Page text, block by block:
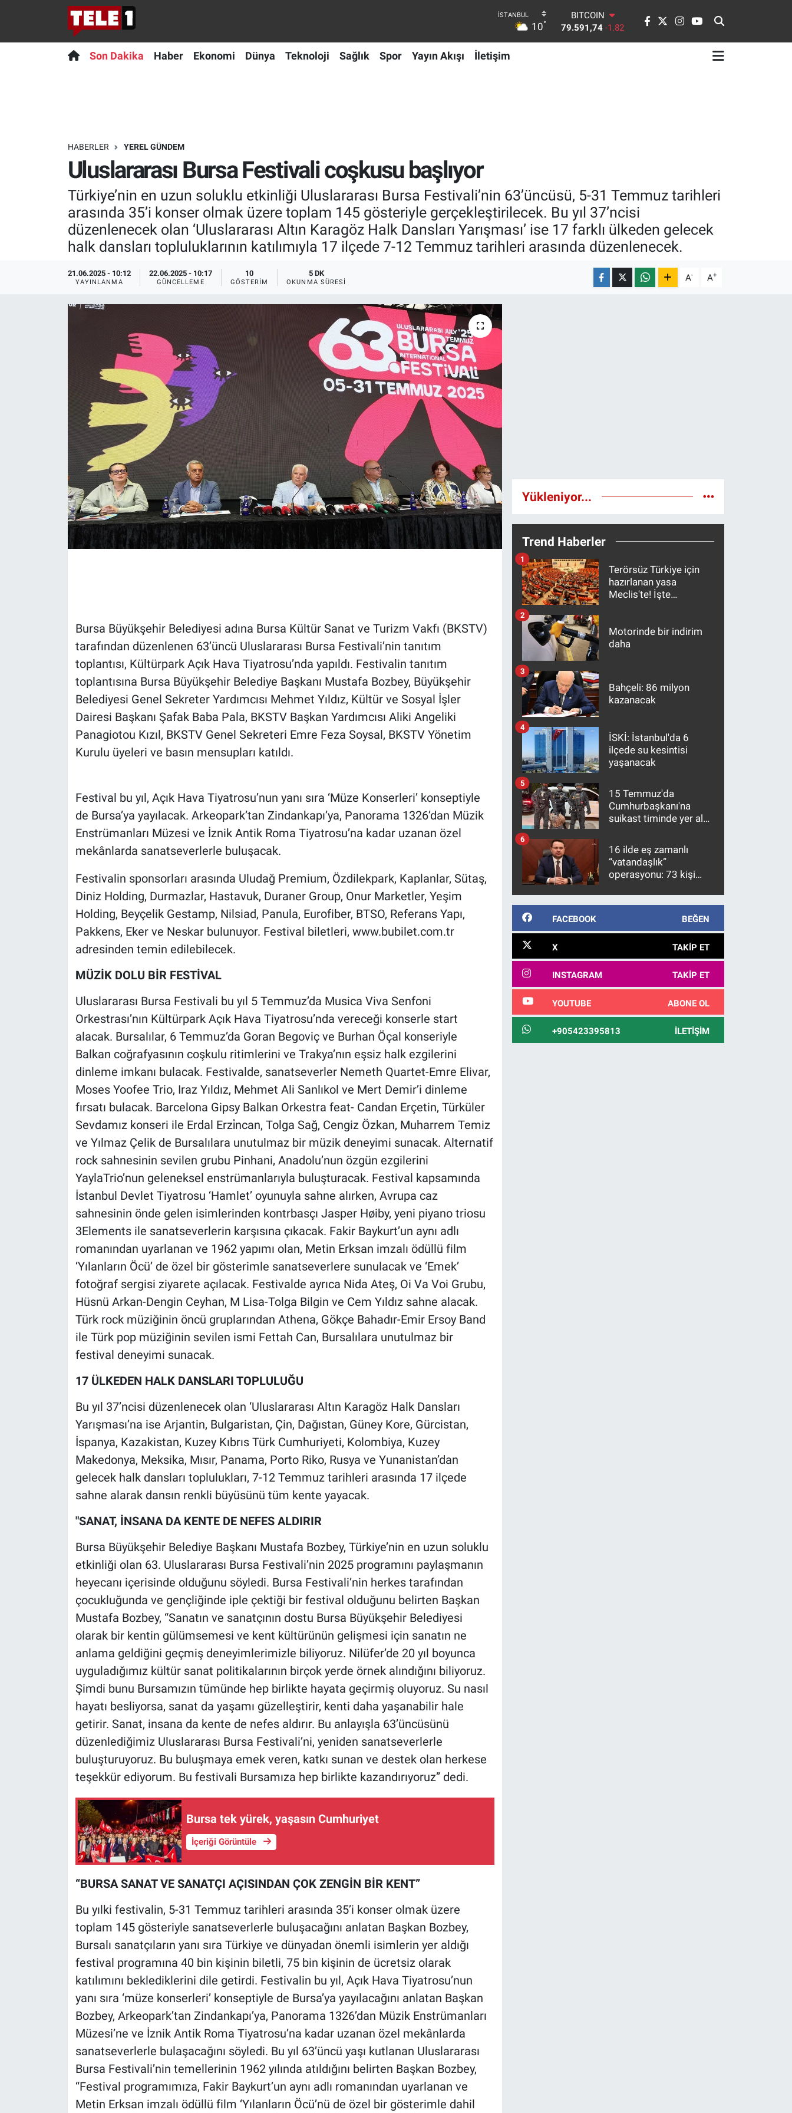
10°
BITCOIN
79.591,74 -1.82
DOLAR
Son Dakika Haber Ekonomi Dünya Teknoloji Sağlık Spor Yayın Akışı İletişim
HABERLER YEREL GÜNDEM
Uluslararası Bursa Festivali coşkusu başlıyor
Türkiye’nin en uzun soluklu etkinliği Uluslararası Bursa Festivali’nin 63’üncüsü, 5-31 Temmuz tarihleri
arasında 35’i konser olmak üzere toplam 145 gösteriyle gerçekleştirilecek. Bu yıl 37’ncisi
düzenlenecek olan ‘Uluslararası Altın Karagöz Halk Dansları Yarışması’ ise 17 farklı ülkeden gelecek
halk dansları topluluklarının katılımıyla 17 ilçede 7-12 Temmuz tarihleri arasında düzenlenecek.
21.06.2025 - 10:12
YAYINLANMA
22.06.2025 - 10:17
GÜNCELLEME
10
GÖSTERIM
5 DK
OKUNMA SÜRESI A- A+
Bursa Büyükşehir Belediyesi adına Bursa Kültür Sanat ve Turizm Vakfı (BKSTV)
tarafından düzenlenen 63’üncü Uluslararası Bursa Festivali’nin tanıtım
toplantısı, Kültürpark Açık Hava Tiyatrosu’nda yapıldı. Festivalin tanıtım
toplantısına Bursa Büyükşehir Belediye Başkanı Mustafa Bozbey, Büyükşehir
Belediyesi Genel Sekreter Yardımcısı Mehmet Yıldız, Kültür ve Sosyal İşler
Dairesi Başkanı Şafak Baba Pala, BKSTV Başkan Yardımcısı Aliki Angeliki
Panagiotou Kızıl, BKSTV Genel Sekreteri Emre Feza Soysal, BKSTV Yönetim
Kurulu üyeleri ve basın mensupları katıldı.
Festival bu yıl, Açık Hava Tiyatrosu’nun yanı sıra ‘Müze Konserleri’ konseptiyle
de Bursa’ya yayılacak. Arkeopark’tan Zindankapı’ya, Panorama 1326’dan Müzik
Enstrümanları Müzesi ve İznik Antik Roma Tiyatrosu’na kadar uzanan özel
mekânlarda sanatseverlerle buluşacak.
Festivalin sponsorları arasında Uludağ Premium, Özdilekpark, Kaplanlar, Sütaş,
Diniz Holding, Durmazlar, Hastavuk, Duraner Group, Onur Marketler, Yeşim
Holding, Beyçelik Gestamp, Nilsiad, Panula, Eurofiber, BTSO, Referans Yapı,
Pakkens, Eker ve Neskar bulunuyor. Festival biletleri, www.bubilet.com.tr
adresinden temin edilebilecek.
MÜZİK DOLU BİR FESTİVAL
Uluslararası Bursa Festivali bu yıl 5 Temmuz’da Musica Viva Senfoni
Orkestrası’nın Kültürpark Açık Hava Tiyatrosu’nda vereceği konserle start
alacak. Bursalılar, 6 Temmuz’da Goran Begoviç ve Burhan Öçal konseriyle
Balkan coğrafyasının coşkulu ritimlerini ve Trakya’nın eşsiz halk ezgilerini
dinleme imkanı bulacak. Festivalde, sanatseverler Nemeth Quartet-Emre Elivar,
Moses Yoofee Trio, Iraz Yıldız, Mehmet Ali Sanlıkol ve Mert Demir’i dinleme
fırsatı bulacak. Barcelona Gipsy Balkan Orkestra feat- Candan Erçetin, Türküler
Sevdamız konseri ile Erdal Erzi̇ncan, Tolga Sağ, Cengiz Özkan, Muharrem Temiz
ve Yılmaz Çelik de Bursalılara unutulmaz bir müzik deneyimi sunacak. Alternatif
rock sahnesinin sevilen grubu Pinhani, Anadolu’nun özgün ezgilerini
YaylaTrio’nun geleneksel enstrümanlarıyla buluşturacak. Festival kapsamında
İstanbul Devlet Tiyatrosu ‘Hamlet’ oyunuyla sahne alırken, Avrupa caz
sahnesinin önde gelen isimlerinden kontrbasçı Jasper Høiby, yeni piyano triosu
3Elements ile sanatseverlerin karşısına çıkacak. Fakir Baykurt’un aynı adlı
romanından uyarlanan ve 1962 yapımı olan, Metin Erksan imzalı ödüllü film
‘Yılanların Öcü’ de özel bir gösterimle sanatseverlere sunulacak ve ‘Emek’
fotoğraf sergisi ziyarete açılacak. Festivalde ayrıca Nida Ateş, Oi Va Voi Grubu,
Hüsnü Arkan-Dengin Ceyhan, M Lisa-Tolga Bilgin ve Cem Yıldız sahne alacak.
Türk rock müziğinin öncü gruplarından Athena, Gökçe Bahadır-Emir Ersoy Band
ile Türk pop müziğinin sevilen ismi Fettah Can, Bursalılara unutulmaz bir
festival deneyimi sunacak.
17 ÜLKEDEN HALK DANSLARI TOPLULUĞU
Bu yıl 37’ncisi düzenlenecek olan ‘Uluslararası Altın Karagöz Halk Dansları
Yarışması’na ise Arjantin, Bulgaristan, Çin, Dağıstan, Güney Kore, Gürcistan,
İspanya, Kazakistan, Kuzey Kıbrıs Türk Cumhuriyeti, Kolombiya, Kuzey
Makedonya, Meksika, Mısır, Panama, Porto Riko, Rusya ve Yunanistan’dan
gelecek halk dansları toplulukları, 7-12 Temmuz tarihleri arasında 17 ilçede
sahne alarak dansın renkli büyüsünü tüm kente yayacak.
"SANAT, İNSANA DA KENTE DE NEFES ALDIRIR
Bursa Büyükşehir Belediye Başkanı Mustafa Bozbey, Türkiye’nin en uzun soluklu
etkinliği olan 63. Uluslararası Bursa Festivali’nin 2025 programını paylaşmanın
heyecanı içerisinde olduğunu söyledi. Bursa Festivali’nin herkes tarafından
çocukluğunda ve gençliğinde iple çektiği bir festival olduğunu belirten Başkan
Mustafa Bozbey, “Sanatın ve sanatçının dostu Bursa Büyükşehir Belediyesi
olarak bir kentin gülümsemesi ve kent kültürünün gelişmesi için sanatın ne
anlama geldiğini geçmiş deneyimlerimizle biliyoruz. Nilüfer’de 20 yıl boyunca
uyguladığımız kültür sanat politikalarının birçok yerde örnek alındığını biliyoruz.
Şimdi bunu Bursamızın tümünde hep birlikte hayata geçirmiş oluyoruz. Su nasıl
hayatı besliyorsa, sanat da yaşamı güzelleştirir, kenti daha yaşanabilir hale
getirir. Sanat, insana da kente de nefes aldırır. Bu anlayışla 63’üncüsünü
düzenlediğimiz Uluslararası Bursa Festivali’ni, yeniden sanatseverlerle
buluşturuyoruz. Bu buluşmaya emek veren, katkı sunan ve destek olan herkese
teşekkür ediyorum. Bu festivali Bursamıza hep birlikte kazandırıyoruz” dedi.
Bursa tek yürek, yaşasın Cumhuriyet
İçeriği Görüntüle
“BURSA SANAT VE SANATÇI AÇISINDAN ÇOK ZENGİN BİR KENT”
Bu yılki festivalin, 5-31 Temmuz tarihleri arasında 35’i konser olmak üzere
toplam 145 gösteriyle sanatseverlerle buluşacağını anlatan Başkan Bozbey,
Bursalı sanatçıların yanı sıra Türkiye ve dünyadan önemli isimlerin yer aldığı
festival programına 40 bin kişinin biletli, 75 bin kişinin de ücretsiz olarak
katılımını beklediklerini dile getirdi. Festivalin bu yıl, Açık Hava Tiyatrosu’nun
yanı sıra ‘müze konserleri’ konseptiyle de Bursa’ya yayılacağını anlatan Başkan
Bozbey, Arkeopark’tan Zindankapı’ya, Panorama 1326’dan Müzik Enstrümanları
Müzesi’ne ve İznik Antik Roma Tiyatrosu’na kadar uzanan özel mekânlarda
sanatseverlerle bulaşacağını söyledi. Bu yıl 63’üncü yaşı kutlanan Uluslararası
Bursa Festivali’nin temellerinin 1962 yılında atıldığını belirten Başkan Bozbey,
“Festival programımıza, Fakir Baykurt’un aynı adlı romanından uyarlanan ve
Metin Erksan imzalı ödüllü film ‘Yılanların Öcü’nü de özel bir gösterimle dahil
Yükleniyor...
Trend Haberler
Terörsüz Türkiye için
hazırlanan yasa
Meclis'te! İşte
1
Motorinde bir indirim
daha
2
Bahçeli: 86 milyon
kazanacak
3
İSKİ: İstanbul'da 6
ilçede su kesintisi
yaşanacak
4
15 Temmuz'da
Cumhurbaşkanı'na
suikast timinde yer alan
10 yıl sonra yakalandı
5
16 ilde eş zamanlı
“vatandaşlık”
operasyonu: 73 kişi
6
FACEBOOK BEĞEN
X TAKIP ET
INSTAGRAM TAKIP ET
YOUTUBE ABONE OL
+905423395813 İLETIŞIM
Anında Manşet
Bilim ve Teknoloji Evreni
Doğa Konuşuyor
Ege Saati
Ege'den Esintiler
Gerçeğin İzinde
Gün Başlıyor
Gün Bitiyor
Gün Ortası
Koronavirüs
Kültür Sanat
Programlar
Teknoloji
Türkiye'nin Geleceği
Türkiye'nin Gündemi
Yerel Gündem
Yerel Yaşam
Canlı Yayın
Son Dakika
Teknoloji
Yayın Akışı
Nöbetçi Eczaneler
Süper Lig Puan Durumu ve Fikstür
Tüm Manşetler
Son Dakika Haberleri
Haber Arşivi